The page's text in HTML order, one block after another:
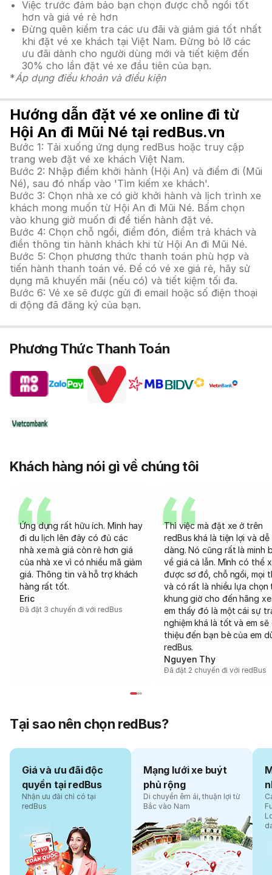
Việc trước đảm bảo bạn chọn được chỗ ngồi tốt
hơn và giá vé rẻ hơn
Đừng quên kiểm tra các ưu đãi và giảm giá tốt nhất
khi đặt vé xe khách tại Việt Nam. Đừng bỏ lỡ các
ưu đãi dành cho người dùng mới và tiết kiệm đến
30% cho lần đặt vé xe đầu tiên của bạn.
*Áp dụng điều khoản và điều kiện
Hướng dẫn đặt vé xe online đi từ
Hội An đi Mũi Né tại redBus.vn
Bước 1: Tải xuống ứng dụng redBus hoặc truy cập
trang web đặt vé xe khách Việt Nam.
Bước 2: Nhập điểm khởi hành (Hội An) và điểm đi (Mũi
Né), sau đó nhấp vào 'Tìm kiếm xe khách'.
Bước 3: Chọn nhà xe có giờ khởi hành và lịch trình xe
khách mong muốn từ Hội An đi Mũi Né. Bấm chọn
vào khung giờ muốn đi để tiến hành đặt vé.
Bước 4: Chọn chỗ ngồi, điểm đón, điểm trả khách và
điền thông tin hành khách khi từ Hội An đi Mũi Né.
Bước 5: Chọn phương thức thanh toán phù hợp và
tiến hành thanh toán vé. Để có vé xe giá rẻ, hãy sử
dụng mã khuyến mãi (nếu có) và tiết kiệm tối đa.
Bước 6: Vé xe sẽ được gửi đi email hoặc số điện thoại
di động đã đăng ký của bạn.
Phương Thức Thanh Toán
Khách hàng nói gì về chúng tôi
Ứng dụng rất hữu ích. Mình hay
đi du lịch lên đây có đủ các
nhà xe mà giá còn rẻ hơn giá
của nhà xe vì có nhiều mã giảm
giá. Thông tin và hỗ trợ khách
hàng rất tốt.
Eric
Đã đặt 3 chuyến đi với redBus
Thì việc mà đặt xe ở trên
redBus khá là tiện lợi và dễ
dàng. Nó cũng rất là minh
về giá cả lẫn. Mình có thể
được sơ đồ, chỗ ngồi, mọi
và có rất là nhiều lựa chọn
khung giờ cho đến hãng
em thấy đó là một cái sự
nghiệm khá là tốt và em sẽ
thiệu đến bạn bè của em
redBus.
Nguyen Thy
Đã đặt 2 chuyến đi với redBus
Tại sao nên chọn redBus?
Giá và ưu đãi độc
quyền tại redBus
Nhận ưu đãi chỉ có tại
redBus
Mạng lưới xe buýt
phủ rộng
Di chuyển êm ái, thuận lợi từ
Bắc vào Nam